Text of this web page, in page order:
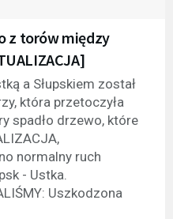
z torów między
a Słupskiem został
która przetoczyła
spadło drzewo, które
normalny ruch
- Ustka.
Uszkodzona